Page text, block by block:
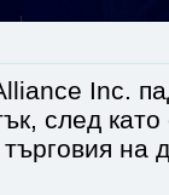
Inc.
след
на